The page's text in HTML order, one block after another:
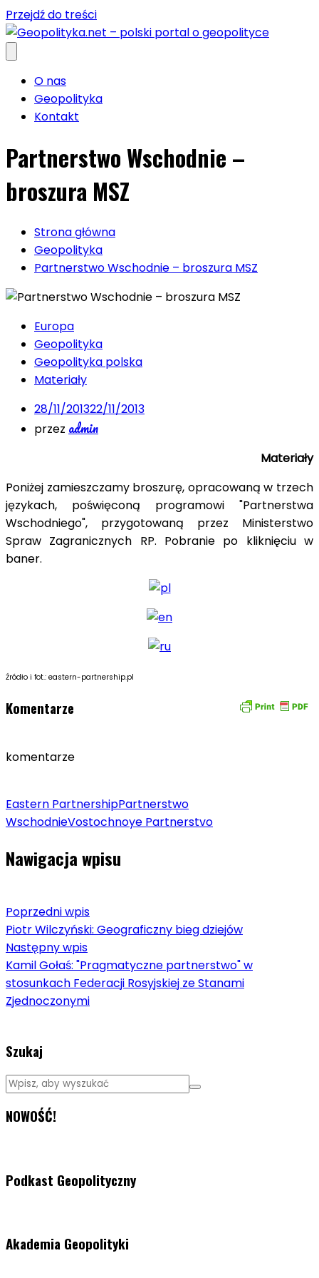
Przejdź do treści
O nas
Geopolityka
Kontakt
Partnerstwo Wschodnie –
broszura MSZ
Strona główna
Geopolityka
Partnerstwo Wschodnie – broszura MSZ
Europa
Geopolityka
Geopolityka polska
Materiały
28/11/201322/11/2013
przez admin
Materiały
Poniżej zamieszczamy broszurę, opracowaną w trzech
językach, poświęconą programowi "Partnerstwa
Wschodniego", przygotowaną przez Ministerstwo
Spraw Zagranicznych RP. Pobranie po kliknięciu w
baner.
Źródło i fot.: eastern-partnership.pl
Komentarze
komentarze
Eastern PartnershipPartnerstwo
WschodnieVostochnoye Partnerstvo
Nawigacja wpisu
Poprzedni wpis
Piotr Wilczyński: Geograficzny bieg dziejów
Następny wpis
Kamil Gołaś: "Pragmatyczne partnerstwo" w
stosunkach Federacji Rosyjskiej ze Stanami
Zjednoczonymi
Szukaj
NOWOŚĆ!
Podkast Geopolityczny
Akademia Geopolityki